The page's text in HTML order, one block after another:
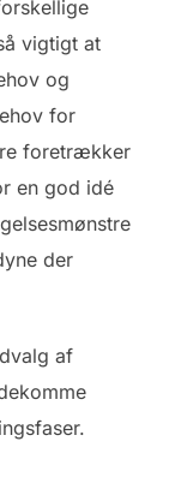
vigtigt at
og
for
foretrækker
en god idé
der
af